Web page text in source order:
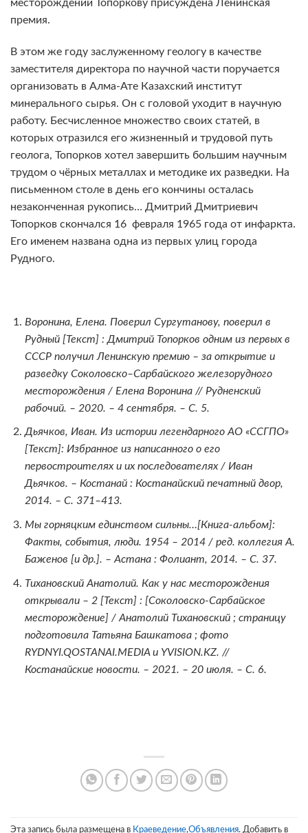
месторождений Топоркову присуждена Ленинская
премия.
В этом же году заслуженному геологу в качестве
заместителя директора по научной части поручается
организовать в Алма-Ате Казахский институт
минерального сырья. Он с головой уходит в научную
работу. Бесчисленное множество своих статей, в
которых отразился его жизненный и трудовой путь
геолога, Топорков хотел завершить большим научным
трудом о чёрных металлах и методике их разведки. На
письменном столе в день его кончины осталась
незаконченная рукопись… Дмитрий Дмитриевич
Топорков скончался 16 февраля 1965 года от инфаркта.
Его именем названа одна из первых улиц города
Рудного.
Воронина, Елена. Поверил Сургутанову, поверил в
Рудный [Текст] : Дмитрий Топорков одним из первых в
СССР получил Ленинскую премию – за открытие и
разведку Соколовско–Сарбайского железорудного
месторождения / Елена Воронина // Рудненский
рабочий. – 2020. – 4 сентября. – С. 5.
Дьячков, Иван. Из истории легендарного АО «ССГПО»
[Текст]: Избранное из написанного о его
первостроителях и их последователях / Иван
Дьячков. – Костанай : Костанайский печатный двор,
2014. – С. 371–413.
Мы горняцким единством сильны…[Книга-альбом]:
Факты, события, люди. 1954 – 2014 / ред. коллегия А.
Баженов [и др.]. – Астана : Фолиант, 2014. – С. 37.
Тихановский Анатолий. Как у нас месторождения
открывали – 2 [Текст] : [Соколовско-Сарбайское
месторождение] / Анатолий Тихановский ; страницу
подготовила Татьяна Башкатова ; фото
RYDNYI.QOSTANAI.MEDIA и YVISION.KZ. //
Костанайские новости. – 2021. – 20 июля. – С. 6.
Эта запись была размещена в Краеведение,Объявления. Добавить в